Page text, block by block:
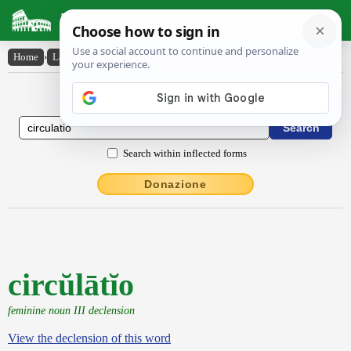
Latin Dictionary
Home › Latin-English › circŭlātĭo
Latin to English Dictionary
Search within inflected forms
Donazione
circŭlātĭo
feminine noun III declension
View the declension of this word